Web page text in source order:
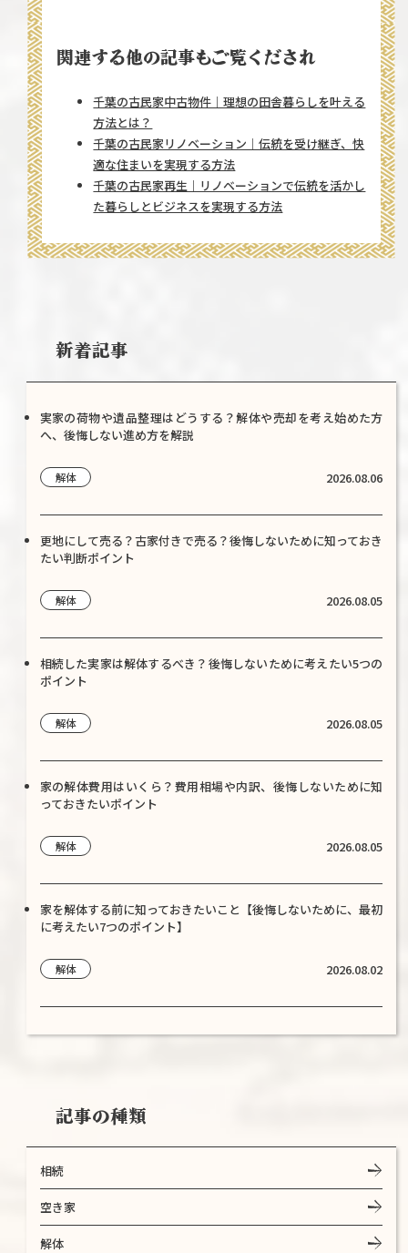
関連する他の記事もご覧くだされ
千葉の古民家中古物件｜理想の田舎暮らしを叶える
方法とは？
千葉の古民家リノベーション｜伝統を受け継ぎ、快
適な住まいを実現する方法
千葉の古民家再生｜リノベーションで伝統を活かし
た暮らしとビジネスを実現する方法
新着記事
実家の荷物や遺品整理はどうする？解体や売却を考え始めた方
へ、後悔しない進め方を解説
解体 2026.08.06
更地にして売る？古家付きで売る？後悔しないために知っておき
たい判断ポイント
解体 2026.08.05
相続した実家は解体するべき？後悔しないために考えたい5つの
ポイント
解体 2026.08.05
家の解体費用はいくら？費用相場や内訳、後悔しないために知
っておきたいポイント
解体 2026.08.05
家を解体する前に知っておきたいこと【後悔しないために、最初
に考えたい7つのポイント】
解体 2026.08.02
記事の種類
相続
空き家
解体